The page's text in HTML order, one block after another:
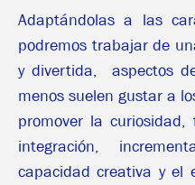
Adaptándolas a las
podremos trabajar de
y divertida, aspectos
menos suelen gustar a
promover la
integración,
capacidad creativa y el